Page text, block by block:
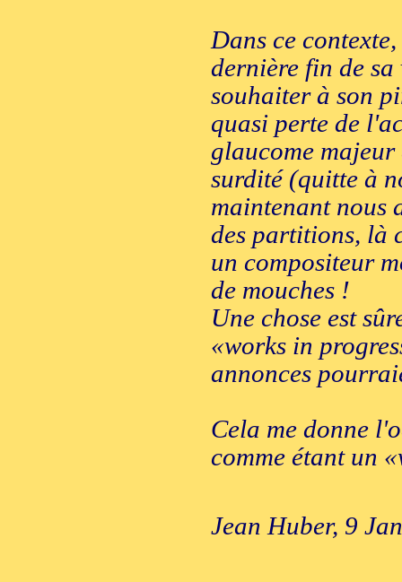
Dans ce
dernière fin de
souhaiter à son
quasi perte de
glaucome
surdité (quitte à
maintenant nous
des partitions, là
un compositeur
de mouches !
Une chose est
«works in
annonces
Cela me donne
comme étant un
Jean Huber, 9